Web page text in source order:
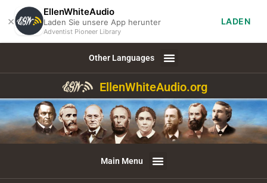
×
EllenWhiteAudio
Laden Sie unsere App herunter
Adventist Pioneer Library
LADEN
Other Languages
EllenWhiteAudio.org
Main Menu